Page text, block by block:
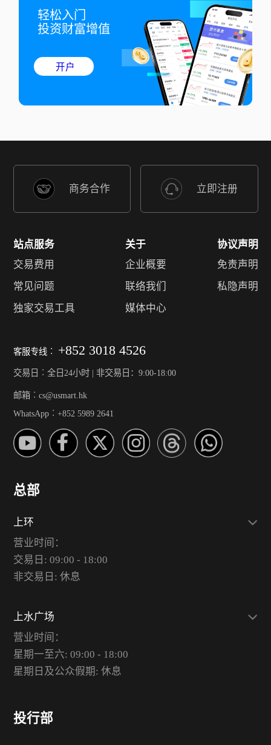
轻松入门
投资财富增值
开户
商务合作 立即注册
站点服务
交易费用
常见问题
独家交易工具
关于
企业概要
联络我们
媒体中心
协议声明
免责声明
私隐声明
客服专线︰ +852 3018 4526
交易日︰全日24小时 | 非交易日：9:00-18:00
邮箱︰cs@usmart.hk
WhatsApp︰+852 5989 2641
总部
上环
营业时间：
交易日: 09:00 - 18:00
非交易日: 休息
上水广场
营业时间：
星期一至六: 09:00 - 18:00
星期日及公众假期: 休息
投行部